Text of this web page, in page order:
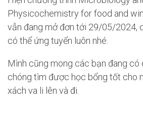
Physicochemistry for food and
vẫn đang mở đơn tới 29/05/2024,
có thể ứng tuyển luôn nhé.
Mình cũng mong các bạn đang có
chóng tìm được học bổng tốt cho
xách va li lên và đi.